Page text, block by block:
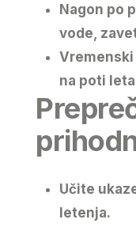
Nagon po
vode,
na poti
Učite
letenja.